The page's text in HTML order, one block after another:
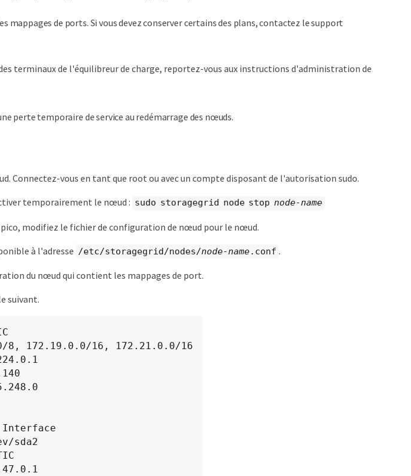
mappages de ports. Si vous devez conserver certains des plans, contactez le support
terminaux de l'équilibreur de charge, reportez-vous aux instructions d'administration de
perte temporaire de service au redémarrage des nœuds.
Connectez-vous en tant que root ou avec un compte disposant de l'autorisation sudo.
temporairement le nœud : sudo storagegrid node stop node-name
modifiez le fichier de configuration de nœud pour le nœud.
à l'adresse /etc/storagegrid/nodes/node-name.conf .
du nœud qui contient les mappages de port.
suivant.
8, 172.19.0.0/16, 172.21.0.0/16
= Interface
sda2